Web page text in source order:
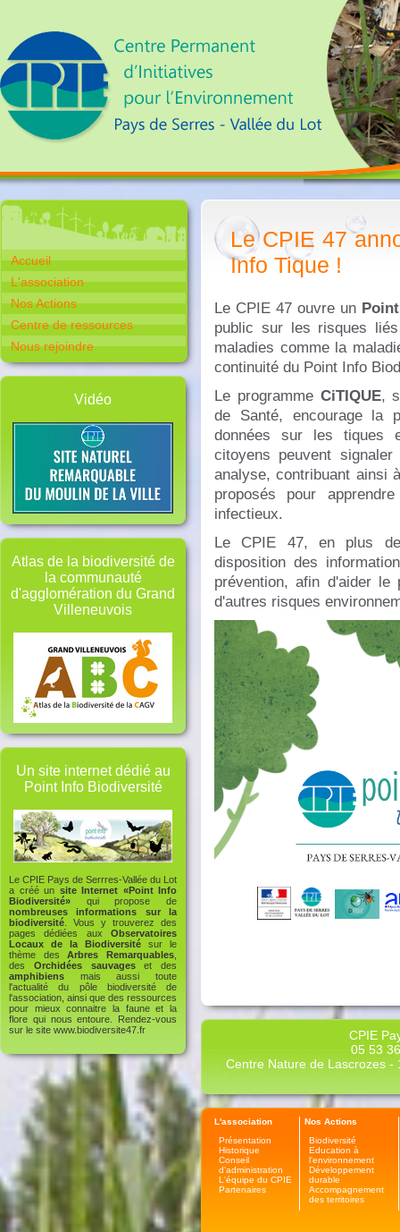
Accueil
L'association
Nos Actions
Centre de ressources
Nous rejoindre
Vidéo
Atlas de la biodiversité de
la communauté
d'agglomération du Grand
Villeneuvois
Un site internet dédié au
Point Info Biodiversité
Le CPIE Pays de Serrres-Vallée du Lot
a créé un site Internet «Point Info
Biodiversité» qui propose de
nombreuses informations sur la
biodiversité . Vous y trouverez des
pages dédiées aux Observatoires
Locaux de la Biodiversité sur le
thème desArbres Remarquables
des Orchidées sauvageset des
amphibiens mais aussi toute
l'actualité du pôle biodiversité de
l'association, ainsi que des ressources
pour mieux connaitre la faune et la
flore qui nous entoure. Rendez-vous
sur le site www.biodiversite47.fr
Le CPIE 47
Info Tique !
Le CPIE 47 ouvre un
public sur les risques
maladies comme la
continuité du Point Info
Le programme CiTIQUE,
de Santé, encourage la
données sur les tiques
citoyens peuvent
analyse, contribuant ainsi
proposés pour
infectieux.
Le CPIE 47, en plus
disposition des
prévention, afin d'aider
d'autres risques
CPIE
05 53
Centre Nature de Lascrozes -
L'association
Présentation
Historique
Conseil
d'administration
L'équipe du CPIE
Partenaires
Nos Actions
Biodiversité
Education à
l'environnement
Développement
durable
Accompagnement
des territoires